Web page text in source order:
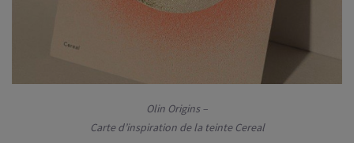
Olin Origins –
Carte d’inspiration de la teinte Cereal